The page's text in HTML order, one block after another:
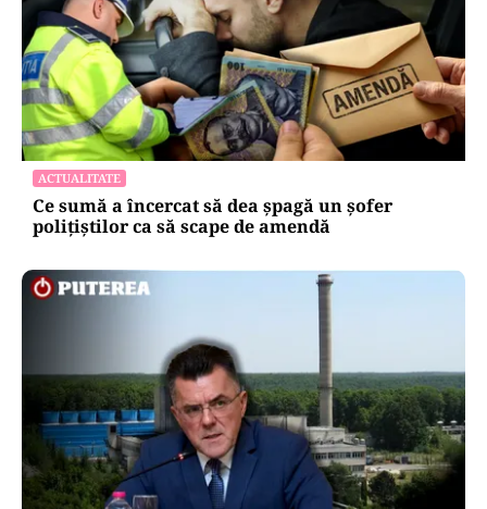
ACTUALITATE
Ce sumă a încercat să dea șpagă un șofer
polițiștilor ca să scape de amendă